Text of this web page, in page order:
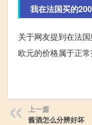
我在法国买的
关于网友提到在法
欧元的价格属于正
上一篇
酱酒怎么分辨好坏